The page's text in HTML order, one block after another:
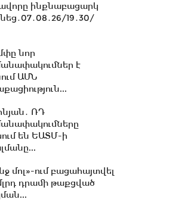
-Ռուբեն Ռուբինյանն ու
-Ազատ շփում Գնել
հետ | 06.08.2026
-Ռուսաստանը և
ինքնաբացարկ
19․30/
նոր
է
ԱՄՆ
ՌԴ
են ԵԱՏՄ-ի
մոլ»-ում բացահայտվել
դրամի թաքցված